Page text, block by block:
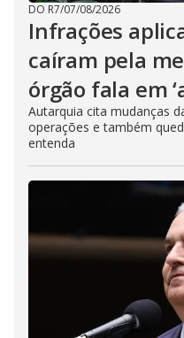
DO R7/07/08/2026
Infrações
caíram pela
órgão fala em
Autarquia cita mudanças
operações e também
entenda